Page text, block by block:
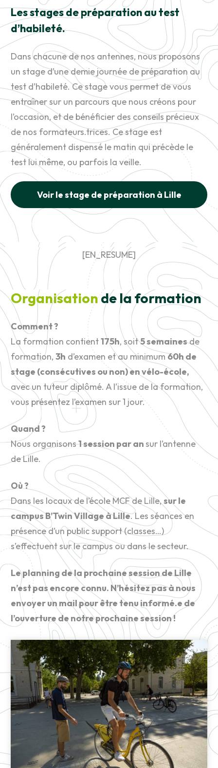
Les stages de préparation au test
d’habileté.
Dans chacune de nos antennes, nous proposons
un stage d’une demie journée de préparation au
test d’habileté. Ce stage vous permet de vous
entraîner sur un parcours que nous créons pour
l’occasion, et de bénéficier des conseils précieux
de nos formateurs.trices. Ce stage est
généralement dispensé le matin qui précède le
test lui même, ou parfois la veille.
Voir le stage de préparation à Lille
[EN_RESUME]
Organisationde la formation
Comment ?
La formation contient175h, soit5 semainesde
formation,3h d’examen et au minimum60h de
stage (consécutives ou non) en vélo-école,
avec un tuteur diplômé. A l’issue de la formation,
vous présentez l’examen sur 1 jour.
Quand ?
Nous organisons1 session par ansur l’antenne
de Lille.
Où ?
Dans les locaux de l’école MCF de Lille,sur le
campus B’Twin Village à Lille. Les séances en
présence d’un public support (classes…)
s’effectuent sur le campus ou dans le secteur.
Le planning de la prochaine session de Lille
n’est pas encore connu. N’hésitez pas à nous
envoyer un mail pour être tenu informé.e de
l’ouverture de notre prochaine session !